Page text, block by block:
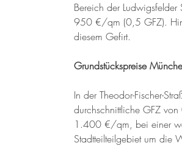
Bereich der
950 €/qm (0,5 GFZ).
diesem Gefirt.
Grundstückspreise
In der Theodor-Fischer-
durchschnittliche GFZ
1.400 €/qm, bei einer
Stadtteilteilgebiet um die